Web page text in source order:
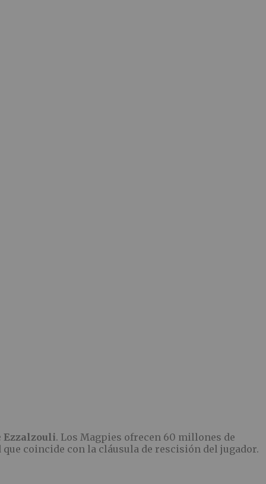
Ezzalzouli. Los Magpies ofrecen 60 millones de
coincide con la cláusula de rescisión del jugador.